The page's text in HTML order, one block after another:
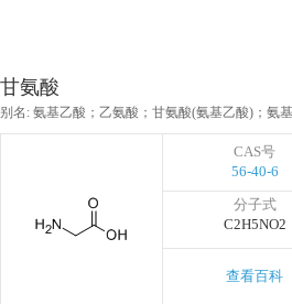
甘氨酸
CAS号
56-40-6
分子式
C2H5NO2
查看百科